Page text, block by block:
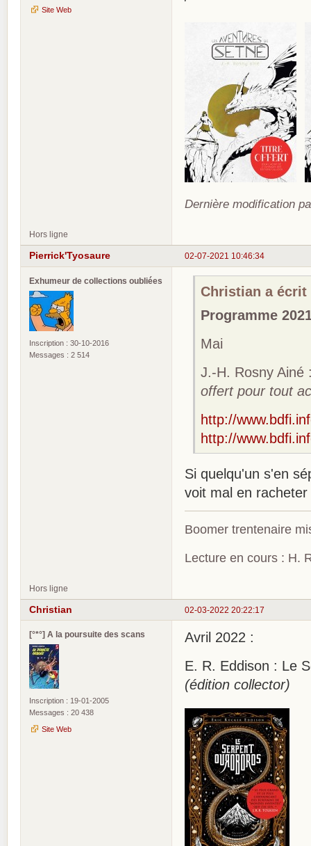
Site Web
Dernière modification
Hors ligne
02-07-2021 10:46:34
Pierrick'Tyosaure
Exhumeur de collections oubliées
Inscription : 30-10-2016
Messages : 2 514
Christian a écrit
Programme
Mai
J.-H. Rosny
offert pour tout
http://
http://
Si quelqu'un s'en
voit mal en
Boomer trentenaire
Lecture en cours : H.
Hors ligne
02-03-2022 20:22:17
Christian
[°*°] A la poursuite des scans
Inscription : 19-01-2005
Messages : 20 438
Site Web
Avril 2022 :
E. R. Eddison : Le
(édition collector)